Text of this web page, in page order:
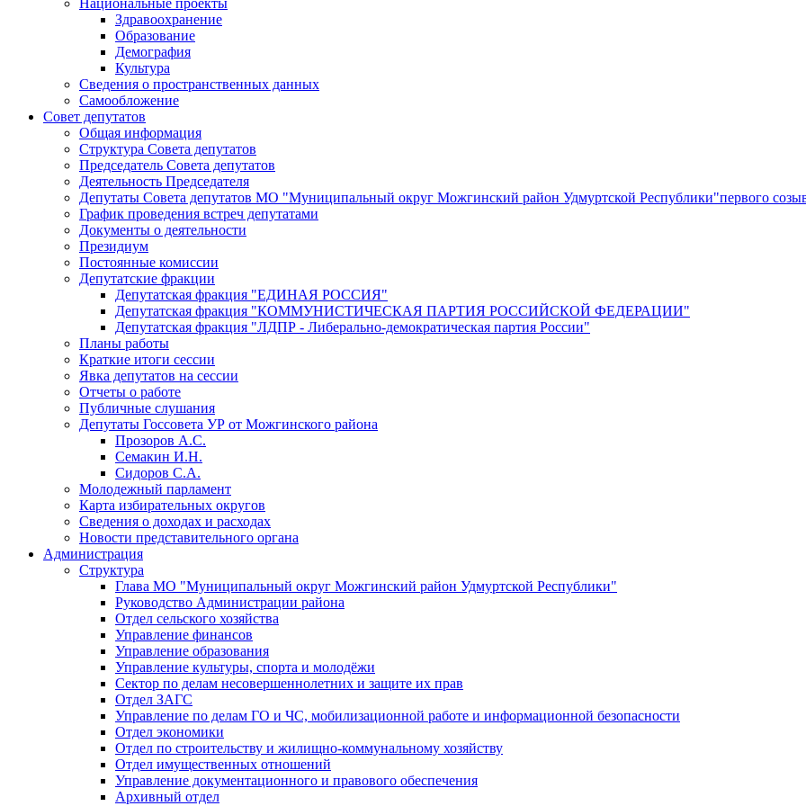
Здравоохранение
Образование
Демография
Культура
Сведения о пространственных данных
Самообложение
Совет депутатов
Общая информация
Структура Совета депутатов
Председатель Совета депутатов
Деятельность Председателя
Депутаты Совета депутатов МО "Муниципальный округ Можгинский район Удмуртской Республики"первого
График проведения встреч депутатами
Документы о деятельности
Президиум
Постоянные комиссии
Депутатские фракции
Депутатская фракция "ЕДИНАЯ РОССИЯ"
Депутатская фракция "КОММУНИСТИЧЕСКАЯ ПАРТИЯ РОССИЙСКОЙ ФЕДЕРАЦИИ"
Депутатская фракция "ЛДПР - Либерально-демократическая партия России"
Планы работы
Краткие итоги сессии
Явка депутатов на сессии
Отчеты о работе
Публичные слушания
Депутаты Госсовета УР от Можгинского района
Прозоров А.С.
Семакин И.Н.
Сидоров С.А.
Молодежный парламент
Карта избирательных округов
Сведения о доходах и расходах
Новости представительного органа
Администрация
Структура
Глава МО "Муниципальный округ Можгинский район Удмуртской Республики"
Руководство Администрации района
Отдел сельского хозяйства
Управление финансов
Управление образования
Управление культуры, спорта и молодёжи
Сектор по делам несовершеннолетних и защите их прав
Отдел ЗАГС
Управление по делам ГО и ЧС, мобилизационной работе и информационной безопасности
Отдел экономики
Отдел по строительству и жилищно-коммунальному хозяйству
Отдел имущественных отношений
Управление документационного и правового обеспечения
Архивный отдел